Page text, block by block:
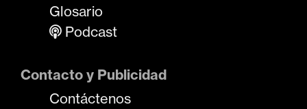
Glosario
Podcast
Contacto y Publicidad
Contáctenos